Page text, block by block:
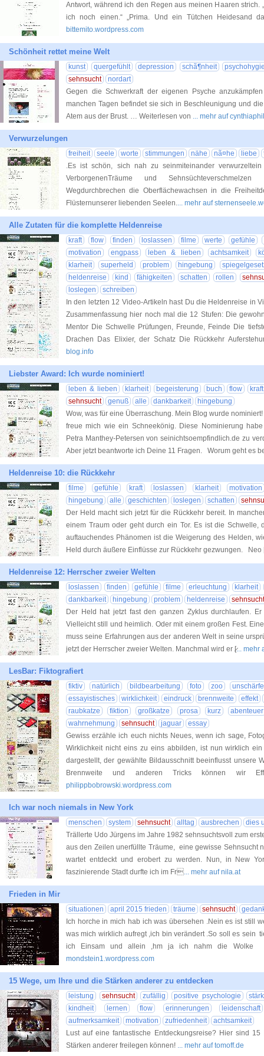
Antwort, während ich den Regen aus meinen Haaren strich.
ich noch einen.“ „Prima. Und ein Tütchen Heidesand
bittemito.wordpress.com
Schönheit rettet meine Welt
kunst quergefühlt depression schã¶nheit
sehnsucht
nordart
Gegen die Schwerkraft der eigenen Psyche
manchen Tagen befindet sie sich in Beschleunigung und
Atem aus der Brust. … Weiterlesen von ... mehr auf
Verwurzelungen
freiheit seele worte stimmungen nähe nã¤he liebe
.Es ist schön, sich nah zu seinmiteinander
VerborgenenTräume und
Wegdurchbrechen die Oberflächewachsen in die
Flüsternunserer liebenden Seelen.... mehr auf
Alle Zutaten für die komplette Heldenreise
kraft flow finden loslassen filme werte
gefühle
motivation
engpass leben & lieben achtsamkeit
klarheit
superheld problem hingebung
heldenreise
kind fähigkeiten schatten rollen
loslegen
schreiben
In den letzten 12 Video-Artikeln hast Du die Heldenreise in
Zusammenfassung hier noch mal die 12 Stufen: Die
Mentor Die Schwelle Prüfungen, Freunde, Feinde Die
Drachen Das Elixier, der Schatz Die Rückkehr
blog.info
Liebster Award: Ich wurde nominiert!
leben & lieben klarheit begeisterung buch flow
kraft
sehnsucht
genuß alle dankbarkeit
hingebung
Wow, was für eine Überraschung. Mein Blog wurde
freue mich wie ein Schneekönig. Diese Nominierung
Petra Manthey-Petersen von seinichtsoempfindlich.de zu
Aber jetzt beantworte ich Deine 11 Fragen. Worum geht es
Heldenreise 10: die Rückkehr
filme gefühle kraft loslassen klarheit
motivation
hingebung
alle geschichten loslegen schatten
Der Held macht sich jetzt für die Rückkehr bereit. In
einem Traum oder geht durch ein Tor. Es ist die Schwelle,
auftauchendes Phänomen ist die Weigerung des Helden,
Held durch äußere Einflüsse zur Rückkehr gezwungen. Neo
Heldenreise 12: Herrscher zweier Welten
loslassen finden gefühle filme erleuchtung
klarheit
dankbarkeit
hingebung problem heldenreise
sehnsucht
Der Held hat jetzt fast den ganzen Zyklus durchlaufen.
Vielleicht still und heimlich. Oder mit einem großen Fest.
muss seine Erfahrungen aus der anderen Welt in seine
jetzt der Herrscher zweier Welten. Manchmal wird er [̷... mehr
LesBar: Fiktografiert
fiktiv natürlich bildbearbeitung foto zoo
unschärfe
essayistisches
wirklichkeit eindruck brennweite
effekt
raubkatze
fiktion großkatze prosa kurz
abenteuer
wahrnehmung
sehnsucht jaguar
essay
Gewiss erzähle ich euch nichts Neues, wenn ich sage,
Wirklichkeit nicht eins zu eins abbilden, ist nun wirklich
dargestellt, der gewählte Bildausschnitt beeinflusst unsere
Brennweite und anderen Tricks können wir
philippbobrowski.wordpress.com
Ich war noch niemals in New York
menschen system sehnsucht alltag ausbrechen
dies
Trällerte Udo Jürgens im Jahre 1982 sehnsuchtsvoll zum
aus den Zeilen unerfüllte Träume, eine gewisse Sehnsucht
wartet entdeckt und erobert zu werden. Nun, in New
faszinierende Stadt durfte ich im Fr... mehr auf nila.at
Frieden in Mir
situationen april 2015 frieden träume sehnsucht
Ich horche in mich hab ich was übersehen .Nein es ist still
was mich wirklich aufregt ,ich bin verändert .So soll es sein
ich Einsam und allein ,hm ja ich nahm die
mondstein1.wordpress.com
15 Wege, um Ihre und die Stärken anderer zu entdecken
leistung sehnsucht zufällig positive psychologie
kindheit
lernen flow erinnerungen
leidenschaft
aufmerksamkeit
motivation zufriedenheit
achtsamkeit
Lust auf eine fantastische Entdeckungsreise? Hier sind
Stärken anderer freilegen können! ... mehr auf tomoff.de